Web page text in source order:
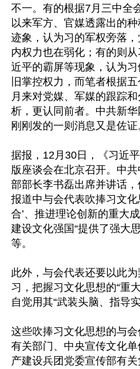
不一。有的根据7月三中全
以来军方、官媒透露出的种
迹象，认为习的军权旁落，
内权力也在弱化；有的则从
近平的霸屏等现象，认为习
旧掌控权力，而笔者根据五
月来对党媒、军媒的跟踪和
析，更认同前者。中共新华
刚刚发的一则消息又是佐证
据报，12月30日，《习近
版座谈会在北京召开。中
部部长李书磊出席并讲话，
报道中与会代表吹捧习文化
合’、推进理论创新的重大
建设文化强国“提供了强大
等。
此外，与会代表还要以此
习，把握习文化思想的“重
自觉用其“武装头脑、指导实
这些吹捧习文化思想的与
有关部门、中央宣传文化
产建设兵团党委宣传部有